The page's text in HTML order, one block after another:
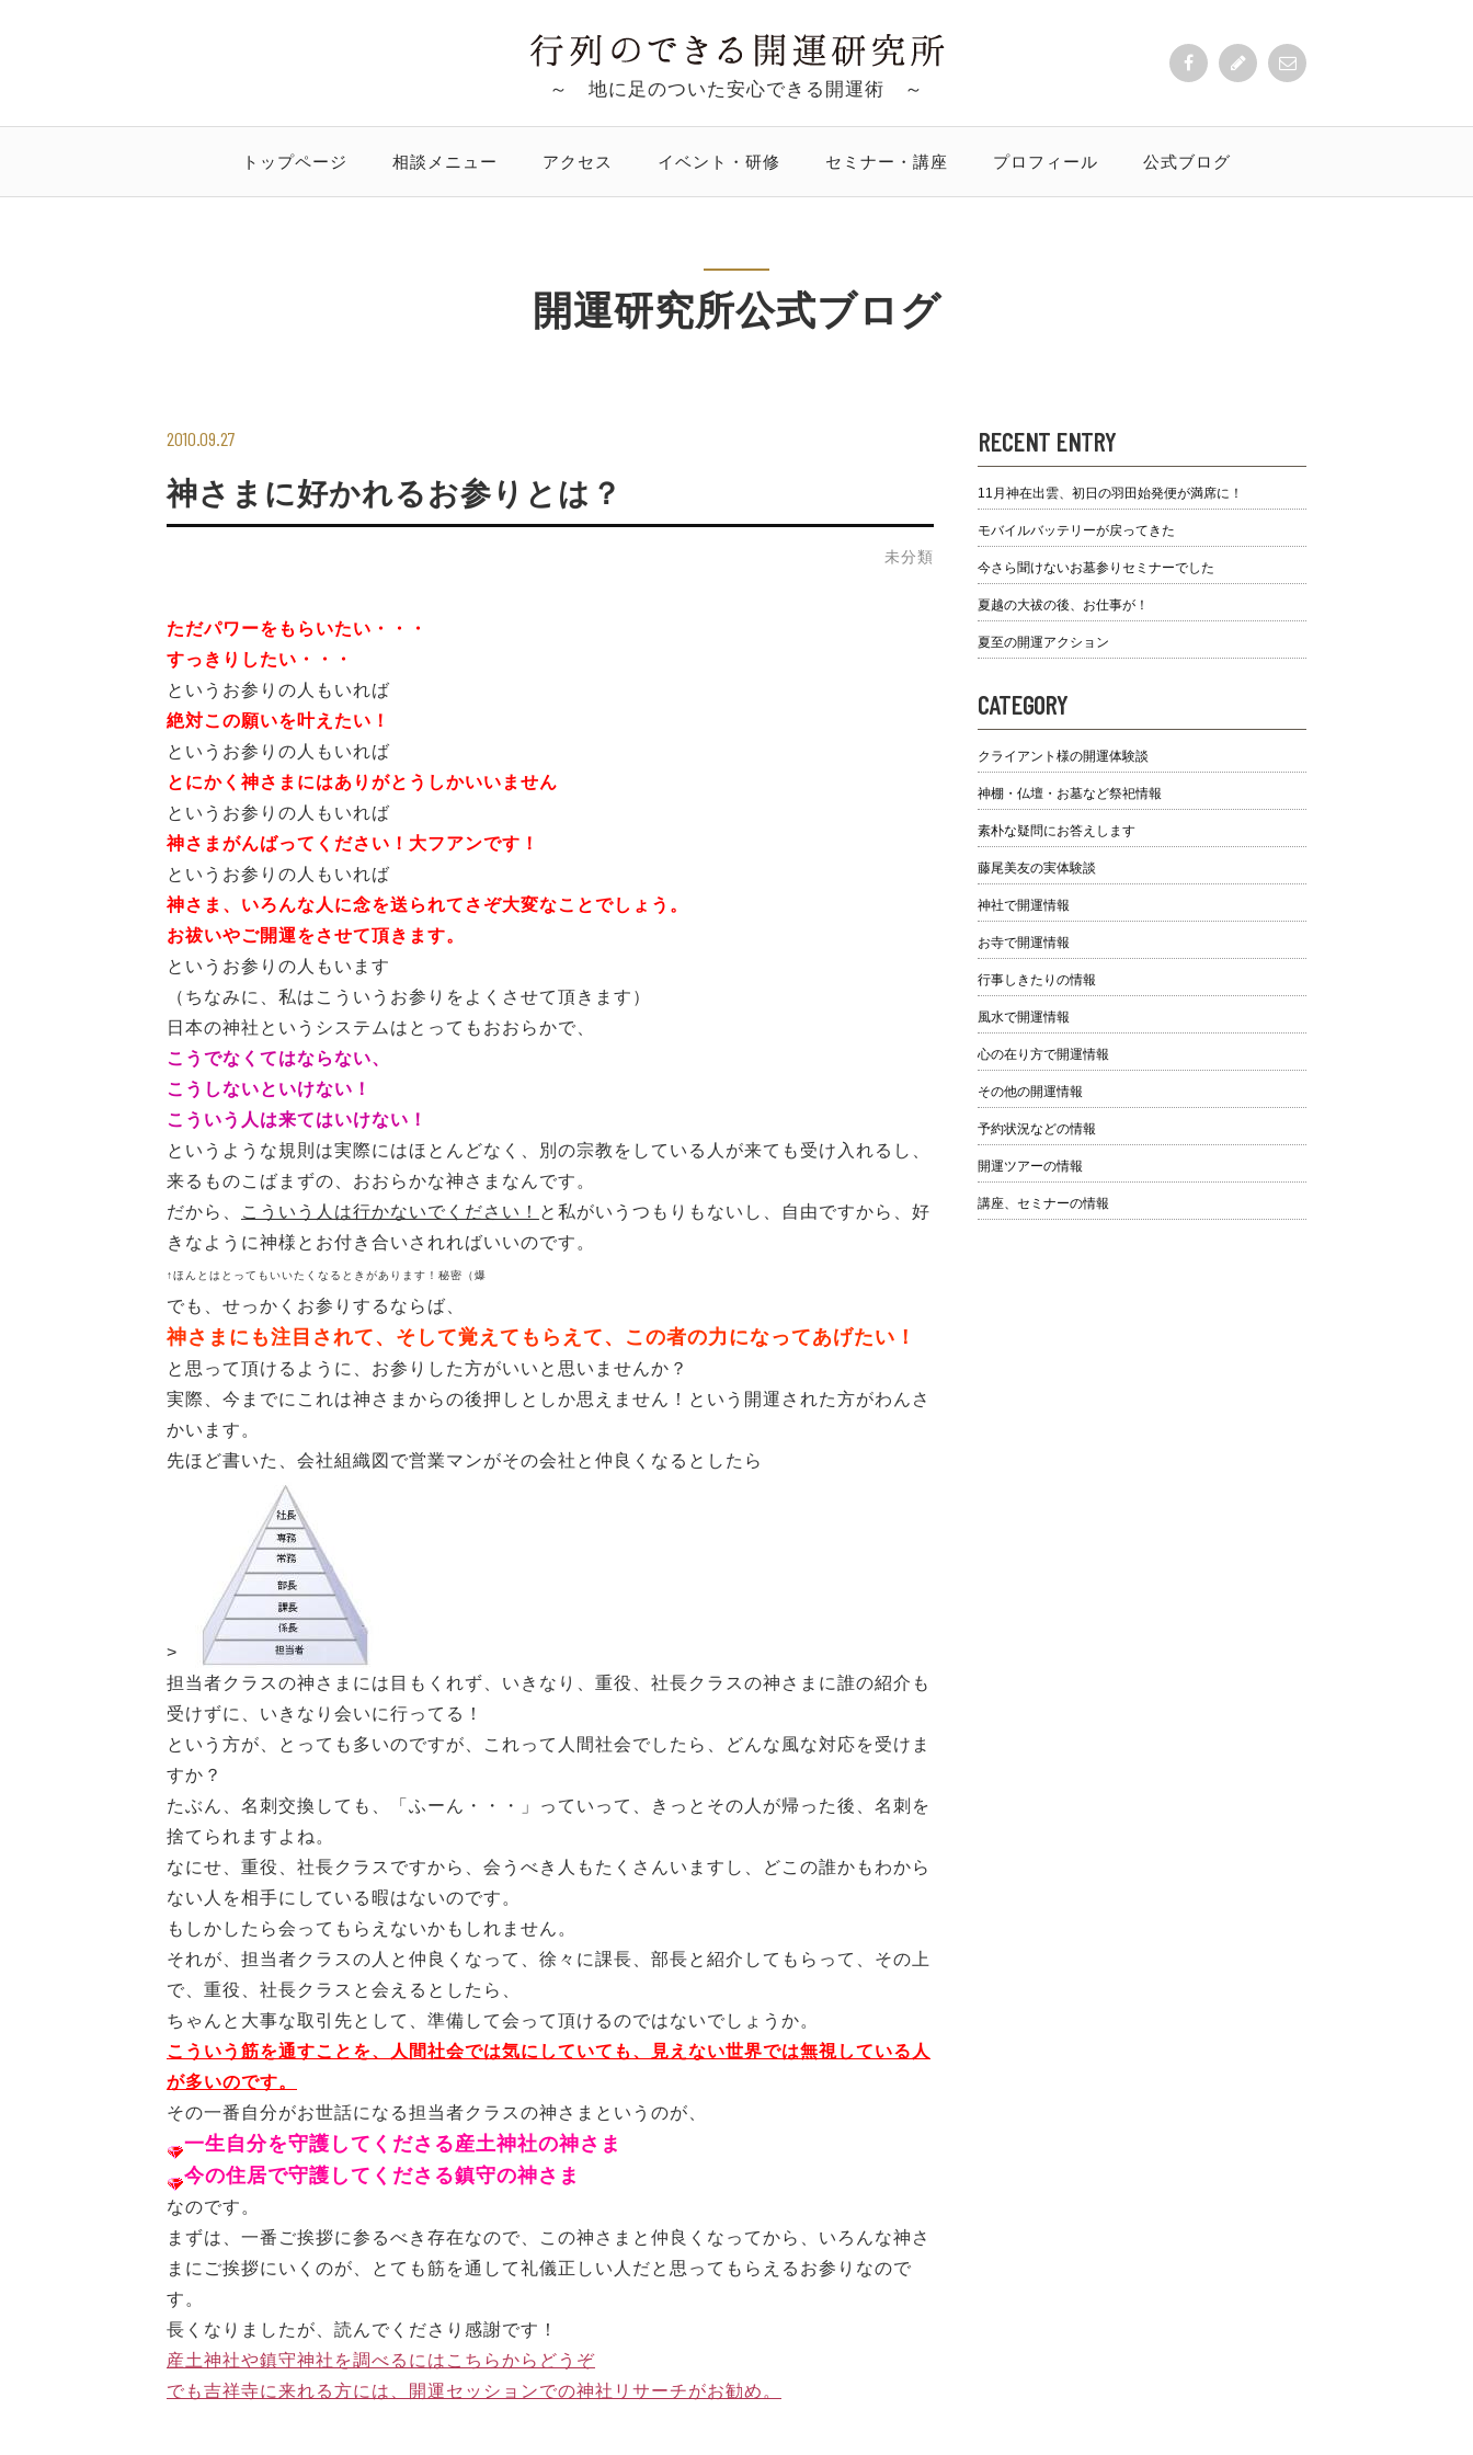
～ 地に足のついた安心できる開運術 ～
トップページ 相談メニュー アクセス イベント・研修 セミナー・講座 プロフィール 公式ブログ
開運研究所公式ブログ
2010.09.27
神さまに好かれるお参りとは？
未分類
ただパワーをもらいたい・・・
すっきりしたい・・・
というお参りの人もいれば
絶対この願いを叶えたい！
というお参りの人もいれば
とにかく神さまにはありがとうしかいいません
というお参りの人もいれば
神さまがんばってください！大フアンです！
というお参りの人もいれば
神さま、いろんな人に念を送られてさぞ大変なことでしょう。
お祓いやご開運をさせて頂きます。
というお参りの人もいます
（ちなみに、私はこういうお参りをよくさせて頂きます）
日本の神社というシステムはとってもおおらかで、
こうでなくてはならない、
こうしないといけない！
こういう人は来てはいけない！
というような規則は実際にはほとんどなく、別の宗教をしている人が来ても受け入れるし、
来るものこばまずの、おおらかな神さまなんです。
だから、
こういう人は行かないでください！ と私がいうつもりもないし、自由ですから、好
きなように神様とお付き合いされればいいのです。
↑ほんとはとってもいいたくなるときがあります！秘密（爆
でも、せっかくお参りするならば、
神さまにも注目されて、そして覚えてもらえて、この者の力になってあげたい！
と思って頂けるように、お参りした方がいいと思いませんか？
実際、今までにこれは神さまからの後押しとしか思えません！という開運された方がわんさ
かいます。
先ほど書いた、会社組織図で営業マンがその会社と仲良くなるとしたら
>
担当者クラスの神さまには目もくれず、いきなり、重役、社長クラスの神さまに誰の紹介も
受けずに、いきなり会いに行ってる！
という方が、とっても多いのですが、これって人間社会でしたら、どんな風な対応を受けま
すか？
たぶん、名刺交換しても、「ふーん・・・」っていって、きっとその人が帰った後、名刺を
捨てられますよね。
なにせ、重役、社長クラスですから、会うべき人もたくさんいますし、どこの誰かもわから
ない人を相手にしている暇はないのです。
もしかしたら会ってもらえないかもしれません。
それが、担当者クラスの人と仲良くなって、徐々に課長、部長と紹介してもらって、その上
で、重役、社長クラスと会えるとしたら、
ちゃんと大事な取引先として、準備して会って頂けるのではないでしょうか。
こういう筋を通すことを、人間社会では気にしていても、見えない世界では無視している人
が多いのです。
その一番自分がお世話になる担当者クラスの神さまというのが、
一生自分を守護してくださる産土神社の神さま
今の住居で守護してくださる鎮守の神さま
なのです。
まずは、一番ご挨拶に参るべき存在なので、この神さまと仲良くなってから、いろんな神さ
まにご挨拶にいくのが、とても筋を通して礼儀正しい人だと思ってもらえるお参りなので
す。
長くなりましたが、読んでくださり感謝です！
産土神社や鎮守神社を調べるにはこちらからどうぞ
でも吉祥寺に来れる方には、開運セッションでの神社リサーチがお勧め。
RECENT ENTRY
11月神在出雲、初日の羽田始発便が満席に！
モバイルバッテリーが戻ってきた
今さら聞けないお墓参りセミナーでした
夏越の大祓の後、お仕事が！
夏至の開運アクション
CATEGORY
クライアント様の開運体験談
神棚・仏壇・お墓など祭祀情報
素朴な疑問にお答えします
藤尾美友の実体験談
神社で開運情報
お寺で開運情報
行事しきたりの情報
風水で開運情報
心の在り方で開運情報
その他の開運情報
予約状況などの情報
開運ツアーの情報
講座、セミナーの情報